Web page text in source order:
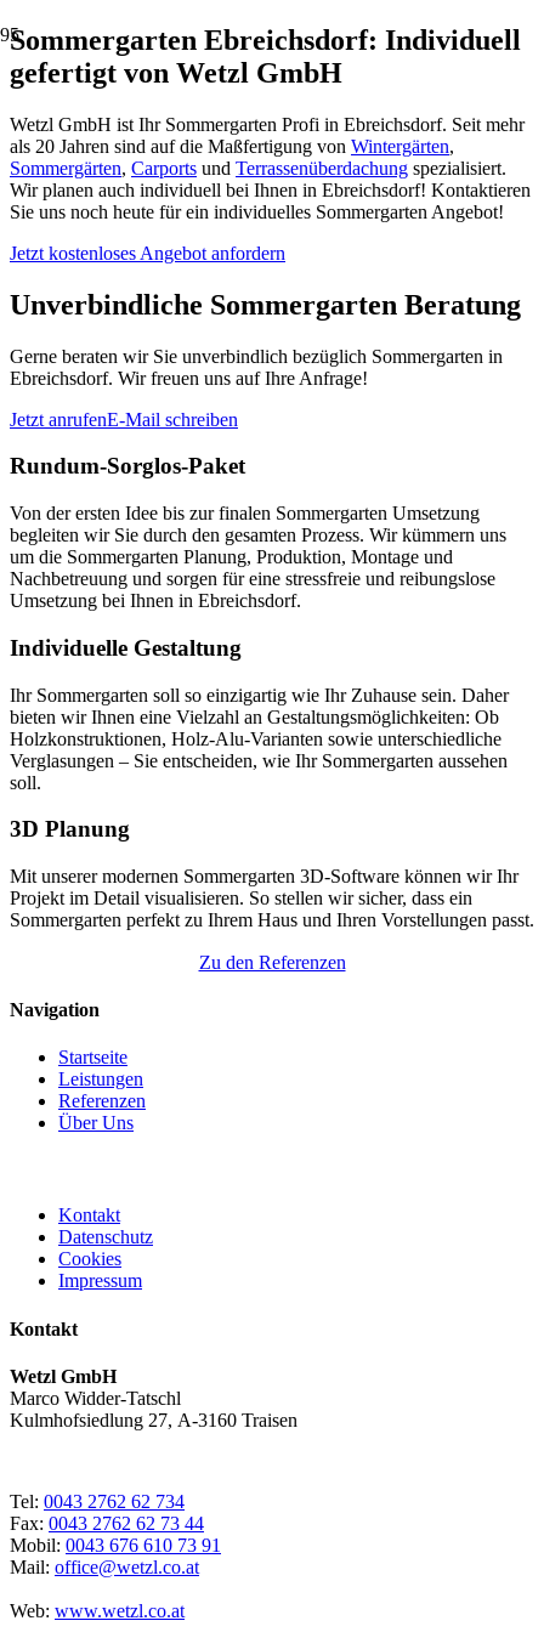
Sommergarten Ebreichsdorf: Individuell
gefertigt von Wetzl GmbH
Wetzl GmbH ist Ihr Sommergarten Profi in Ebreichsdorf. Seit mehr
als 20 Jahren sind auf die Maßfertigung von Wintergärten,
Sommergärten, Carports und Terrassenüberdachung spezialisiert.
Wir planen auch individuell bei Ihnen in Ebreichsdorf! Kontaktieren
Sie uns noch heute für ein individuelles Sommergarten Angebot!
Jetzt kostenloses Angebot anfordern
Unverbindliche Sommergarten Beratung
Gerne beraten wir Sie unverbindlich bezüglich Sommergarten in
Ebreichsdorf. Wir freuen uns auf Ihre Anfrage!
Jetzt anrufenE-Mail schreiben
Rundum-Sorglos-Paket
Von der ersten Idee bis zur finalen Sommergarten Umsetzung
begleiten wir Sie durch den gesamten Prozess. Wir kümmern uns
um die Sommergarten Planung, Produktion, Montage und
Nachbetreuung und sorgen für eine stressfreie und reibungslose
Umsetzung bei Ihnen in Ebreichsdorf.
Individuelle Gestaltung
Ihr Sommergarten soll so einzigartig wie Ihr Zuhause sein. Daher
bieten wir Ihnen eine Vielzahl an Gestaltungsmöglichkeiten: Ob
Holzkonstruktionen, Holz-Alu-Varianten sowie unterschiedliche
Verglasungen – Sie entscheiden, wie Ihr Sommergarten aussehen
soll.
3D Planung
Mit unserer modernen Sommergarten 3D-Software können wir Ihr
Projekt im Detail visualisieren. So stellen wir sicher, dass ein
Sommergarten perfekt zu Ihrem Haus und Ihren Vorstellungen passt.
Zu den Referenzen
Navigation
Startseite
Leistungen
Referenzen
Über Uns
Kontakt
Datenschutz
Cookies
Impressum
Kontakt
Wetzl GmbH
Marco Widder-Tatschl
Kulmhofsiedlung 27, A-3160 Traisen
Tel: 0043 2762 62 734
Fax: 0043 2762 62 73 44
Mobil: 0043 676 610 73 91
Mail: office@wetzl.co.at
Web: www.wetzl.co.at